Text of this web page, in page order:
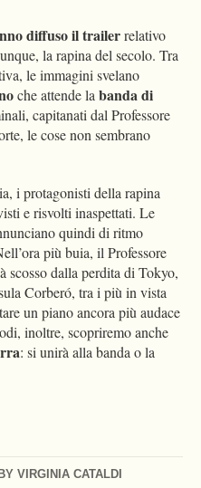
VIRGINIA CATALDI
diffuso il trailerrelativo
la rapina del secolo. Tra
le immagini svelano
che attende la banda di
capitanati dal Professore
le cose non sembrano
i protagonisti della rapina
e risvolti inaspettati. Le
quindi di ritmo
più buia, il Professore
scosso dalla perdita di Tokyo,
Corberó, tra i più in vista
un piano ancora più audace
inoltre, scopriremo anche
: si unirà alla banda o la